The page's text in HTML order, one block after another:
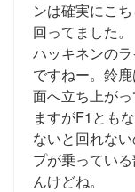
ンは確実にこ
回ってました。
ハッキネンの
ですねー。鈴
面へ立ち上が
ますがF1とも
ないと回れな
プが乗ってい
んけどね。